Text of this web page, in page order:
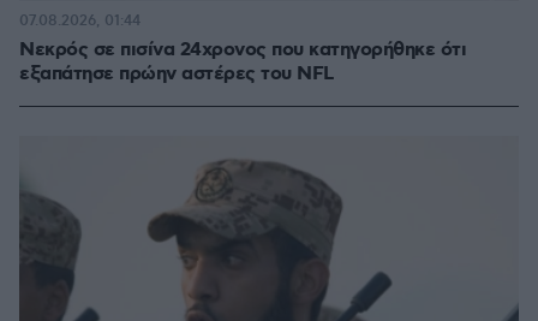
Νεκρός σε πισίνα 24χρονος που κατηγορήθηκε ότι
εξαπάτησε πρώην αστέρες του NFL
07.08.2026, 01:44